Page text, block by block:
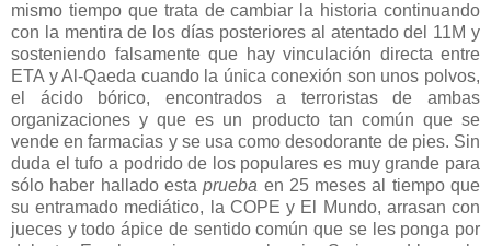
mismo tiempo que trata de cambiar la historia continuando
con la mentira de los días posteriores al atentado del 11M y
sosteniendo falsamente que hay vinculación directa entre
ETA y Al-Qaeda cuando la única conexión son unos polvos,
el ácido bórico, encontrados a terroristas de ambas
organizaciones y que es un producto tan común que se
vende en farmacias y se usa como desodorante de pies. Sin
duda el tufo a podrido de los populares es muy grande para
sólo haber hallado estaprueba en 25 meses al tiempo que
su entramado mediático,
la COPE y El Mundo, arrasan con
jueces y todo ápice de sentido común que se les ponga por